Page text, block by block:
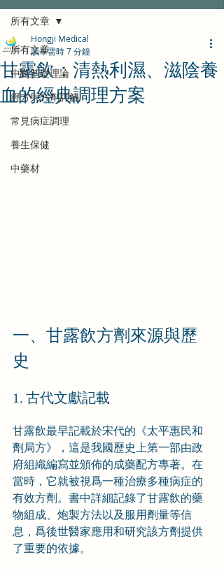
所有文章
中醫基礎理論
經方與方劑詳解
常見病症調理
養生保健
中藥材
所有文章
甘露飲：清熱利濕、滋陰養
血的經典調理方案
Hongji Medical
讀畢需時 7 分鐘
一、甘露飲方劑來源與歷
史
1. 古代文獻記載
甘露飲最早記載於宋代的《太平惠民和
劑局方》，這是我國歷史上第一部由政
府組織編寫並頒佈的成藥配方專著。在
當時，它就被視爲一種治療多種病症的
有效方劑。書中詳細記錄了甘露飲的藥
物組成、炮製方法以及服用劑量等信
息，爲後世醫家應用和研究該方劑提供
了重要的依據。